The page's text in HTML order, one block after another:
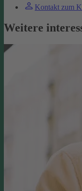
Kontakt zum
Weitere